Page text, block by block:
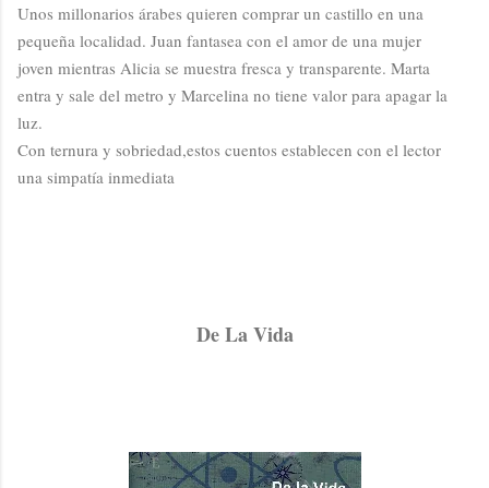
Unos millonarios árabes quieren comprar un castillo en una
pequeña localidad. Juan fantasea con el amor de una mujer
joven mientras Alicia se muestra fresca y transparente. Marta
entra y sale del metro y Marcelina no tiene valor para apagar la
luz.
Con ternura y sobriedad,estos cuentos establecen con el lector
una simpatía inmediata
De La Vida